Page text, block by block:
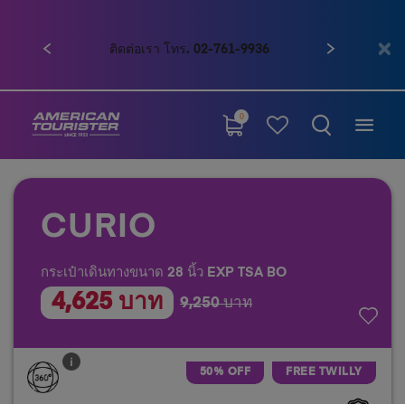
ติดต่อเรา โทร. 02-761-9936
0
CURIO
กระเป๋าเดินทางขนาด 28 นิ้ว EXP TSA BO
4,625 บาท 9,250 บาท
50% OFF FREE TWILLY